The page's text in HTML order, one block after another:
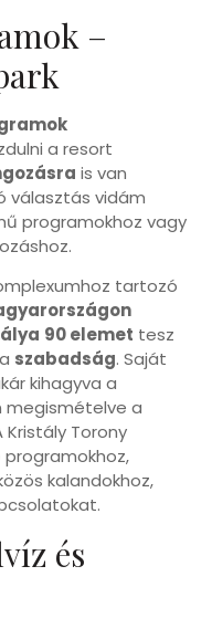
–
a resort
is van
választás vidám
programokhoz vagy
tartozó
90 elemet tesz
szabadság. Saját
kihagyva a
megismételve a
Torony
kalandokhoz,
és